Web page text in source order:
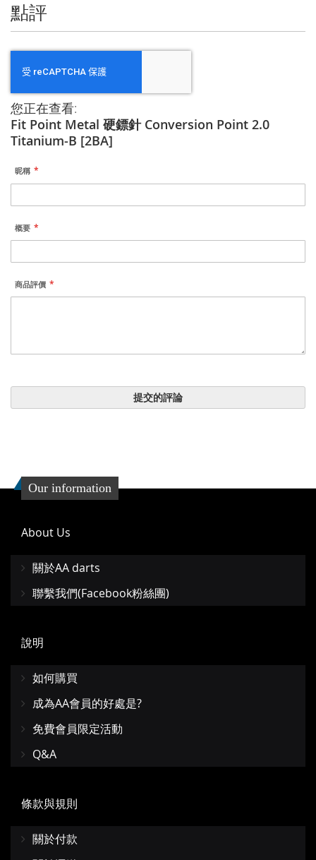
點評
您正在查看:
Fit Point Metal 硬鏢針 Conversion Point 2.0
Titanium-B [2BA]
昵稱
概要
商品評價
提交的評論
Our information
About Us
關於AA darts
聯繫我們(Facebook粉絲團)
說明
如何購買
成為AA會員的好處是?
免費會員限定活動
Q&A
條款與規則
關於付款